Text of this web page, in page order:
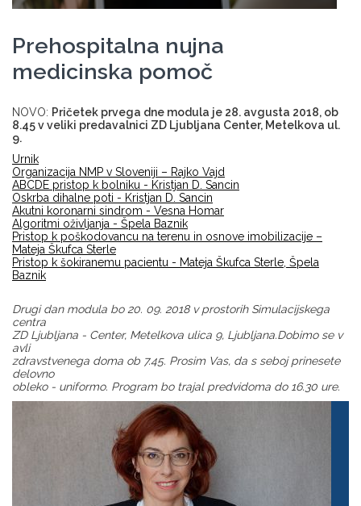
Prehospitalna nujna
medicinska pomoč
NOVO: Pričetek prvega dne modula je 28. avgusta 2018, ob
8.45 v veliki predavalnici ZD Ljubljana Center, Metelkova ul.
9.
Urnik
Organizacija NMP v Sloveniji – Rajko Vajd
ABCDE pristop k bolniku - Kristjan D. Sancin
Oskrba dihalne poti - Kristjan D. Sancin
Akutni koronarni sindrom - Vesna Homar
Algoritmi oživljanja - Špela Baznik
Pristop k poškodovancu na terenu in osnove imobilizacije –
Mateja Škufca Sterle
Pristop k šokiranemu pacientu - Mateja Škufca Sterle, Špela
Baznik
Drugi dan modula bo 20. 09. 2018 v prostorih Simulacijskega
centra
ZD Ljubljana - Center, Metelkova ulica 9, Ljubljana.Dobimo se v
avli
zdravstvenega doma ob 7.45. Prosim Vas, da s seboj prinesete
delovno
obleko - uniformo. Program bo trajal predvidoma do 16.30 ure.